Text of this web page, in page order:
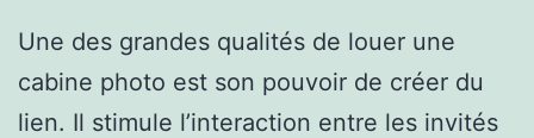
Une des grandes qualités de louer une
cabine photo est son pouvoir de créer du
lien. Il stimule l’interaction entre les invités